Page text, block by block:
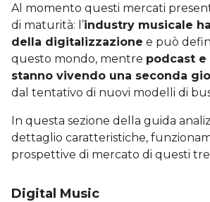
Al momento questi mercati
di maturità: l’industry musicale
della digitalizzazione e può
questo mondo, mentre podcast
stanno vivendo una seconda
dal tentativo di nuovi modelli di
In questa sezione della guida
dettaglio caratteristiche,
prospettive di mercato di questi
Digital Music